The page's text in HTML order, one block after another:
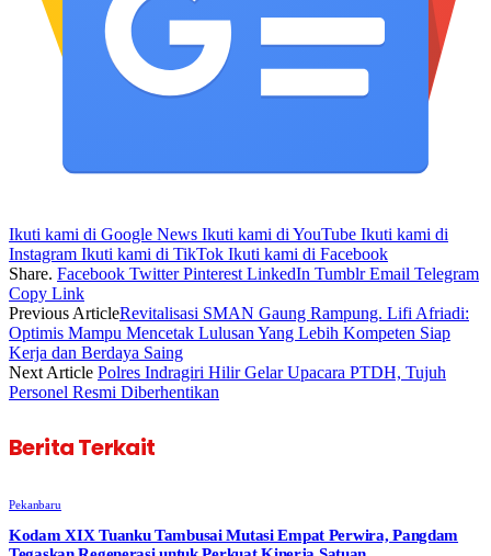
Ikuti kami di Google News Ikuti kami di YouTube Ikuti kami di
Instagram Ikuti kami di TikTok Ikuti kami di Facebook
Share. Facebook Twitter Pinterest LinkedIn Tumblr Email Telegram
Copy Link
Previous ArticleRevitalisasi SMAN Gaung Rampung. Lifi Afriadi:
Optimis Mampu Mencetak Lulusan Yang Lebih Kompeten Siap
Kerja dan Berdaya Saing
Next Article Polres Indragiri Hilir Gelar Upacara PTDH, Tujuh
Personel Resmi Diberhentikan
Berita Terkait
Pekanbaru
Kodam XIX Tuanku Tambusai Mutasi Empat Perwira, Pangdam